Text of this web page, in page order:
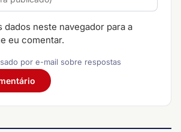
dados neste navegador para a
eu comentar.
por e-mail sobre respostas